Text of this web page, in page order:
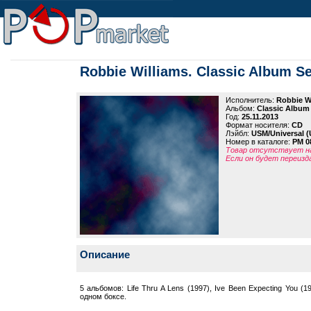
Robbie Williams. Classic Album
Исполнитель: Robbie
Альбом: Classic
Год: 25.11.2013
Формат носителя: CD
Лэйбл: USM/Universal
Номер в каталоге: PM
Товар отсутствует
Если он будет
Описание
5 альбомов: Life Thru A Lens (1997), Ive Been Expecting You
одном боксе.